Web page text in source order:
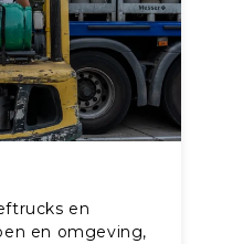
en
en omgeving,